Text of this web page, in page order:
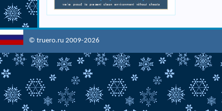
© truero.ru 2009-2026